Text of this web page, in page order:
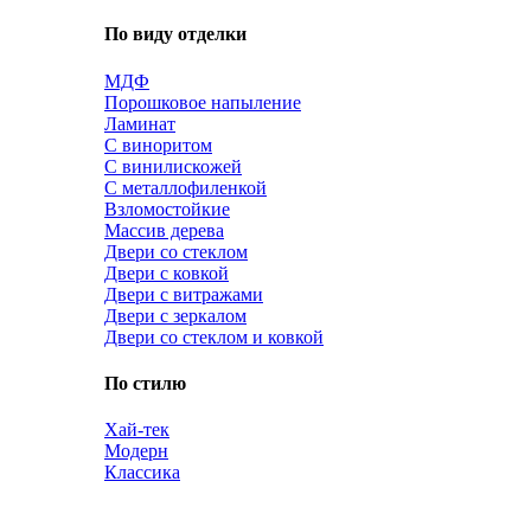
По виду отделки
МДФ
Порошковое напыление
Ламинат
С виноритом
С винилискожей
С металлофиленкой
Взломостойкие
Массив дерева
Двери со стеклом
Двери с ковкой
Двери с витражами
Двери с зеркалом
Двери со стеклом и ковкой
По стилю
Хай-тек
Модерн
Классика